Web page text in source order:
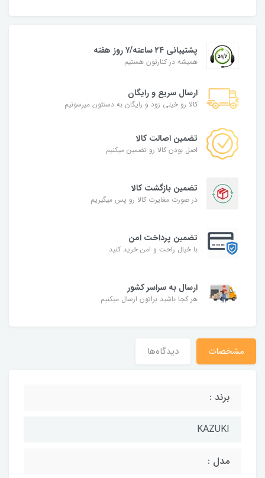
پشتیبانی ۲۴ ساعته/۷ روز هفته
همیشه در کنارتون هستیم
ارسال سریع و رایگان
کالا رو خیلی زود و رایگان به دستتون میرسونیم
تضمین اصالت کالا
اصل بودن کالا رو تضمین میکنیم
تضمین بازگشت کالا
در صورت مغایرت کالا رو پس میگیریم
تضمین پرداخت امن
با خیال راحت و امن خرید کنید
ارسال به سراسر کشور
هر کجا باشید براتون ارسال میکنیم
مشخصات دیدگاه‌ها
برند :
KAZUKI
مدل :